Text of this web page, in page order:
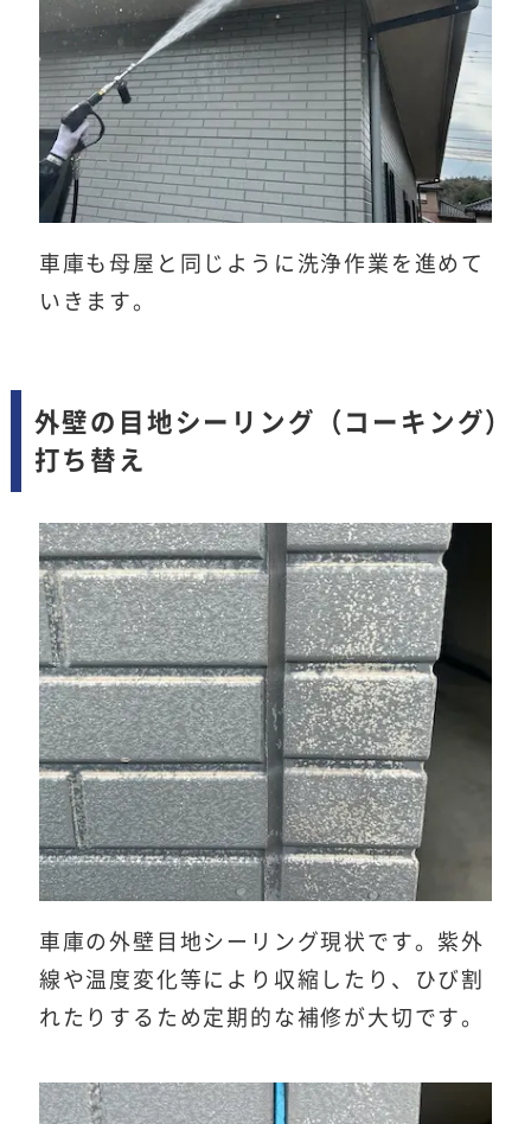
車庫も母屋と同じように洗浄作業を進めて
いきます。
外壁の目地シーリング（コーキング）
打ち替え
車庫の外壁目地シーリング現状です。紫外
線や温度変化等により収縮したり、ひび割
れたりするため定期的な補修が大切です。